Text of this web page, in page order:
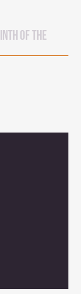
Of The